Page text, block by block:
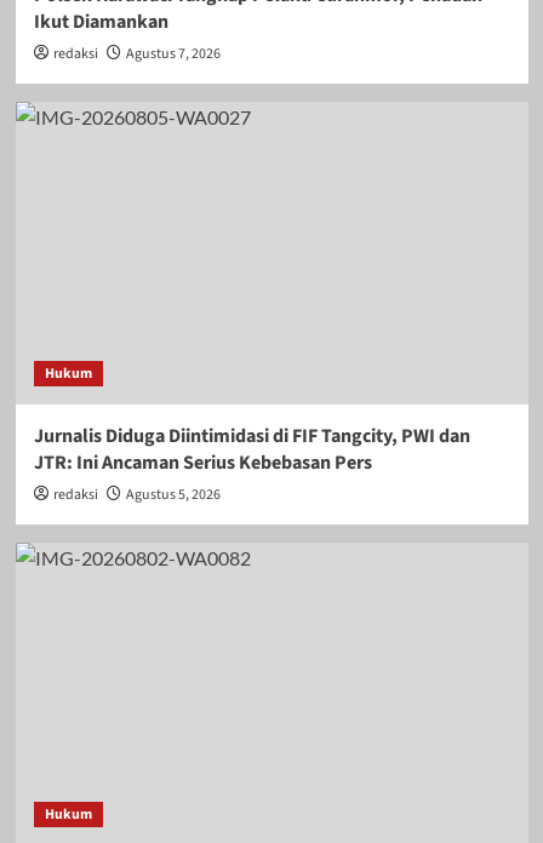
Ikut Diamankan
redaksi Agustus 7, 2026
Hukum
Jurnalis Diduga Diintimidasi di FIF Tangcity, PWI dan
JTR: Ini Ancaman Serius Kebebasan Pers
redaksi Agustus 5, 2026
Hukum